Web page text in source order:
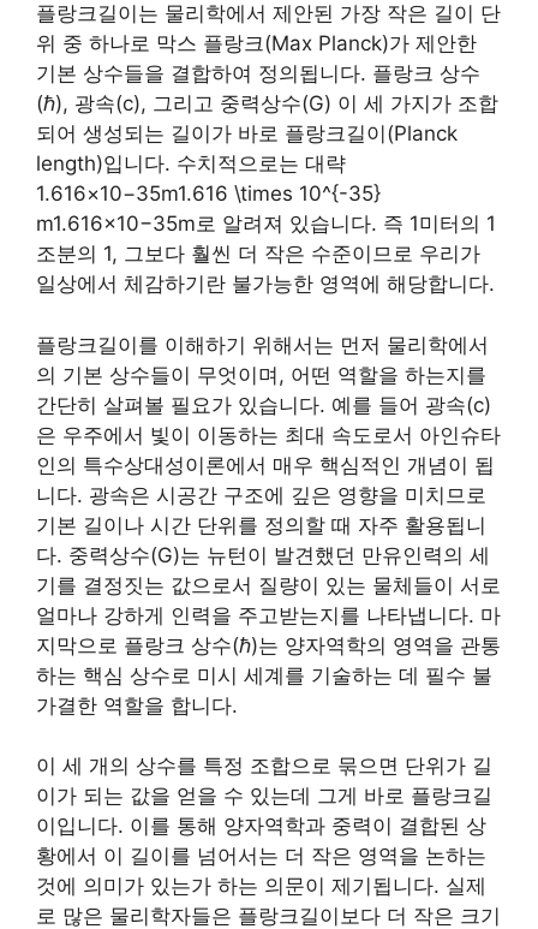
플랑크길이는 물리학에서 제안된 가장 작은 길이 단
위 중 하나로 막스 플랑크(Max Planck)가 제안한
기본 상수들을 결합하여 정의됩니다. 플랑크 상수
(ℏ), 광속(c), 그리고 중력상수(G) 이 세 가지가 조합
되어 생성되는 길이가 바로 플랑크길이(Planck
length)입니다. 수치적으로는 대략
1.616×10−35m1.616 \times 10^{-35}
m1.616×10−35m로 알려져 있습니다. 즉 1미터의 1
조분의 1, 그보다 훨씬 더 작은 수준이므로 우리가
일상에서 체감하기란 불가능한 영역에 해당합니다.
플랑크길이를 이해하기 위해서는 먼저 물리학에서
의 기본 상수들이 무엇이며, 어떤 역할을 하는지를
간단히 살펴볼 필요가 있습니다. 예를 들어 광속(c)
은 우주에서 빛이 이동하는 최대 속도로서 아인슈타
인의 특수상대성이론에서 매우 핵심적인 개념이 됩
니다. 광속은 시공간 구조에 깊은 영향을 미치므로
기본 길이나 시간 단위를 정의할 때 자주 활용됩니
다. 중력상수(G)는 뉴턴이 발견했던 만유인력의 세
기를 결정짓는 값으로서 질량이 있는 물체들이 서로
얼마나 강하게 인력을 주고받는지를 나타냅니다. 마
지막으로 플랑크 상수(ℏ)는 양자역학의 영역을 관통
하는 핵심 상수로 미시 세계를 기술하는 데 필수 불
가결한 역할을 합니다.
이 세 개의 상수를 특정 조합으로 묶으면 단위가 길
이가 되는 값을 얻을 수 있는데 그게 바로 플랑크길
이입니다. 이를 통해 양자역학과 중력이 결합된 상
황에서 이 길이를 넘어서는 더 작은 영역을 논하는
것에 의미가 있는가 하는 의문이 제기됩니다. 실제
로 많은 물리학자들은 플랑크길이보다 더 작은 크기